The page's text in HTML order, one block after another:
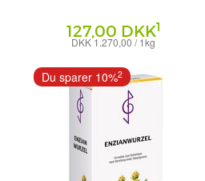
127,00 DKK1
DKK 1.270,00 / 1kg
Bombastus-Werke AG
Du sparer 10%2